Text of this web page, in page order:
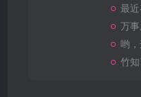
最
万
哟
竹